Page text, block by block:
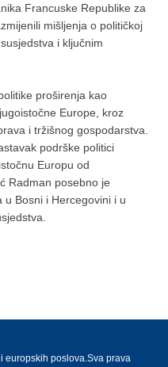
Francuske Republike za
mišljenja o političkoj
i ključnim
proširenja kao
Europe, kroz
i tržišnog gospodarstva.
podrške politici
Europu od
Radman posebno je
Bosni i Hercegovini i u
europskih poslova.Sva prava